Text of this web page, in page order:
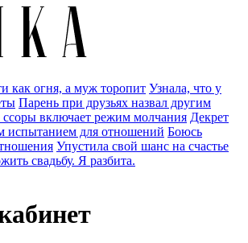
как огня, а муж торопит Узнала, что у
Парень при друзьях назвал другим
включает режим молчания Декрет
испытанием для отношений Боюсь
Упустила свой шанс на счастье
свадьбу. Я разбита.